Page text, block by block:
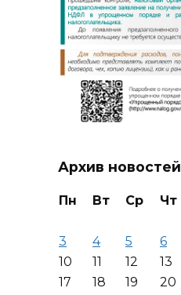
Архив новостей
Пн Вт Ср Чт
3
4 5 6
10
11 12 13
17
18 19 20